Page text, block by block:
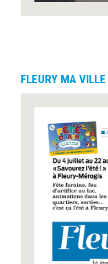
FLEURY MA VILLE